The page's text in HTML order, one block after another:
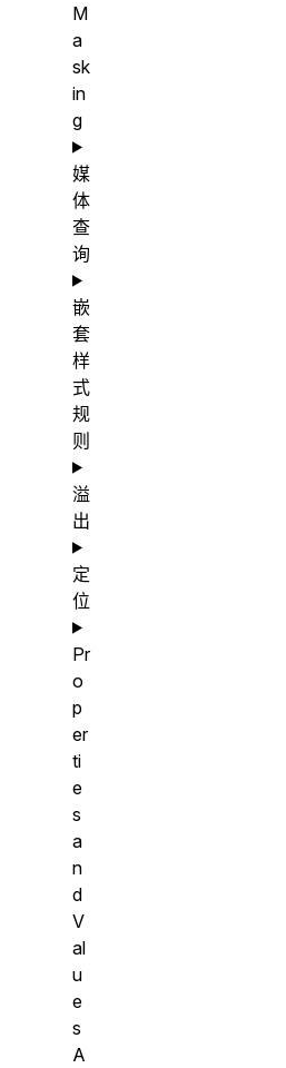
M
a
sk
in
g
媒
体
查
询
嵌
套
样
式
规
则
溢
出
定
位
Pr
o
p
er
ti
e
s
a
n
d
V
al
u
e
s
A